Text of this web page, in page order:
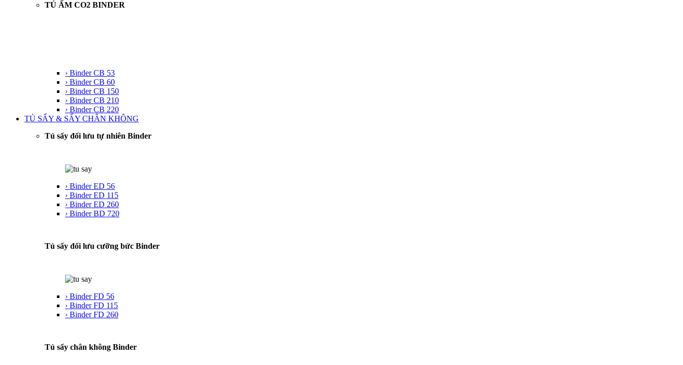
TỦ ẤM CO2 BINDER
› Binder CB 53
› Binder CB 60
› Binder CB 150
› Binder CB 210
› Binder CB 220
TỦ SẤY & SẤY CHÂN KHÔNG
Tủ sấy đối lưu tự nhiên Binder
› Binder ED 56
› Binder ED 115
› Binder ED 260
› Binder BD 720
Tủ sấy đối lưu cưỡng bức Binder
› Binder FD 56
› Binder FD 115
› Binder FD 260
Tủ sấy chân không Binder